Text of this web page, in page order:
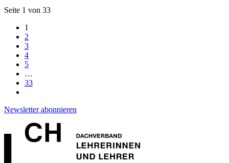
Seite 1 von 33
1
2
3
4
5
…
33
Newsletter abonnieren